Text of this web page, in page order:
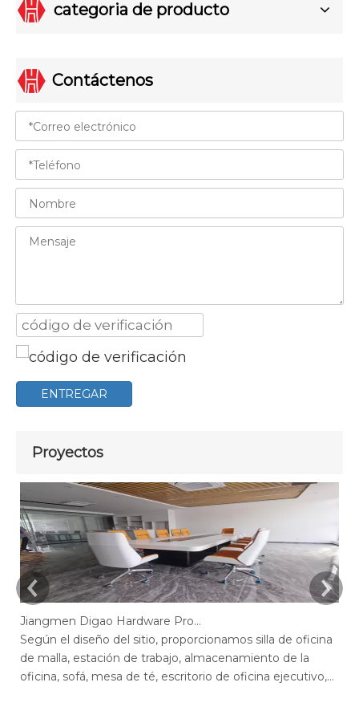
categoria de producto
Contáctenos
ENTREGAR
Proyectos
Jiangmen Digao Hardware Products Company
Según el diseño del sitio, proporcionamos silla de oficina
de malla, estación de trabajo, almacenamiento de la
oficina, sofá, mesa de té, escritorio de oficina ejecutivo,